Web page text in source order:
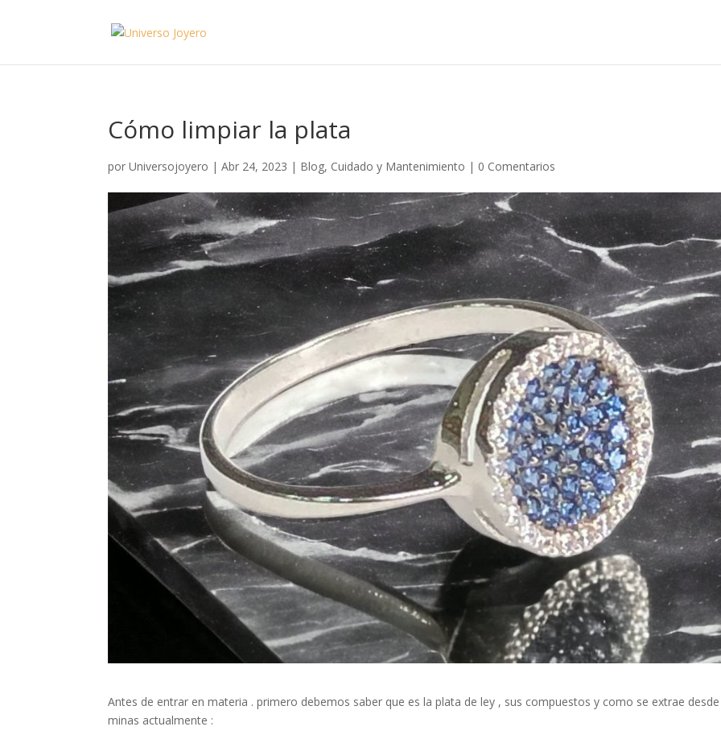
Cómo limpiar la plata
porUniversojoyero |Abr 24, 2023 | Blog, Cuidado y Mantenimiento | 0 Comentarios
Antes de entrar en materia . primero debemos saber que es la plata de ley , sus compuestos y como se extrae desde
minas actualmente :